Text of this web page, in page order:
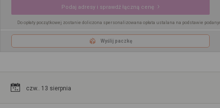
Podaj adresy i sprawdź łączną cenę
Do opłaty początkowej zostanie doliczona spersonalizowana opłata ustalana na podstawie
Wyślij paczkę
czw.. 13 sierpnia